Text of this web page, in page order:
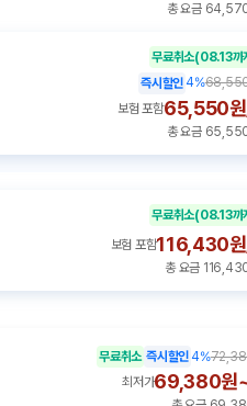
총 요금
무료취소(08.13까
즉시할인 4%
보험 포함65,550원
총 요금
무료취소(08.13까
보험 포함116,430원
총 요금
무료취소 즉시할인 4%
최저가69,380원